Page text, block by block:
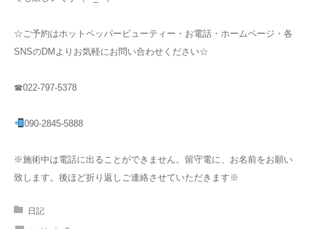
☆ご予約はホットペッパービューティー・お電話・ホームページ・各
SNSのDMよりお気軽にお問い合わせください☆
☎022-797-5378
090-2845-5888
※施術中は電話に出ることができません。留守電に、お名前をお願い
致します。後ほど折り返しご連絡させていただきます※
日記